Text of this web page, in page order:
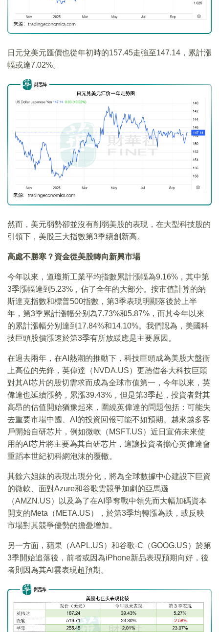
日元兌美元匯價也從年初時的157.45走強至147.14，累計漲
幅或達7.02%。
然而，美元弱勢卻並沒有削弱美股的表現，在大型科技股的
引領下，美股三大指數第3季續創新高。
高處不勝寒？資金從美股轉向新興市場
今年以來，道瓊斯工業平均指數累計漲幅為9.16%，其中第
3季漲幅達到5.23%，佔了全年的大部分。按市值計算的納
斯達克指數和標普500指數，第3季表現明顯落後於上半
年，第3季累計漲幅分别為7.73%和5.87%，而其今年以來
的累計漲幅分别達到17.84%和14.10%。我們認為，美國科
技巨頭股價漲速於第3季有所放緩應是主要原因。
在過去兩年，在AI熱潮的推動下，科技巨頭成為美股大盤衝
上高位的先鋒，英偉達（NVDA.US）更憑借各大科技巨頭
對其AI芯片的殷切需求而成為全球市值第一，今年以來，英
偉達也延續漲勢，累漲39.43%，但是第3季起，投資者對其
高昂的估值開始猶豫起來，圍繞英偉達的問題包括：可能失
去重要市場中國、AI的投資回報可能不如預期、越來越多客
戶開始自研芯片，例如微軟（MSFT.US）近日宣佈未來使
用的AI芯片將主要為其自研芯片，這讓投資者擔心英偉達會
重蹈本世紀初科網泡沫的覆轍。
其餘六姐妹的表現出現分化，將為全球數據中心建設下巨資
的微軟、面對Azure和谷歌雲競爭加劇的亞馬遜
（AMZN.US）以及為了在AI爭奪戰中領先而大幅加碼資本
開支的Meta（META.US），於第3季均轉漲為跌，或反映
市場對其競爭優勢的擔憂增加。
另一方面，蘋果（AAPL.US）和谷歌-C（GOOG.US）於第
3季開始追落後，前者或因為iPhone新品表現預期向好，後
者則因為其AI雲表現超預期。